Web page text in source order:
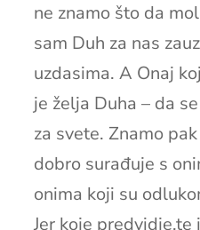
ne znamo što da
sam Duh za nas
uzdasima. A Onaj
je želja Duha – da
za svete. Znamo
dobro surađuje s
onima koji su
Jer koje